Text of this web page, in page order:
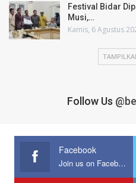
Festival Bidar
Musi,…
Kamis, 6 Agustus
Follow Us
Facebook
Join us on Facebook